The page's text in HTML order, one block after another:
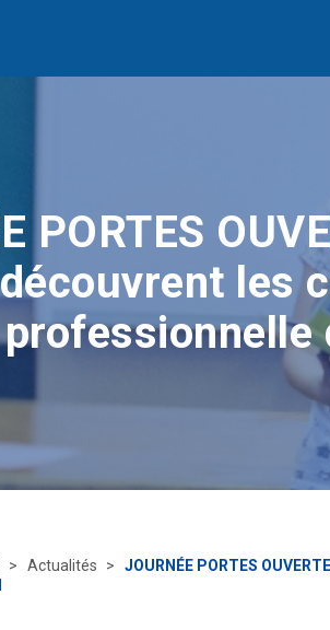
PORTES
les
professionnelle
Actualités
JOURNÉE PORTES